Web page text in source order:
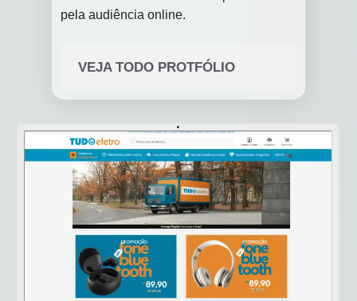
pela audiência online.
VEJA TODO PROTFÓLIO